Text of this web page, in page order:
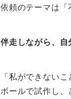
依頼のテーマは「
伴走しながら、自
「私ができない
ボールで試作し